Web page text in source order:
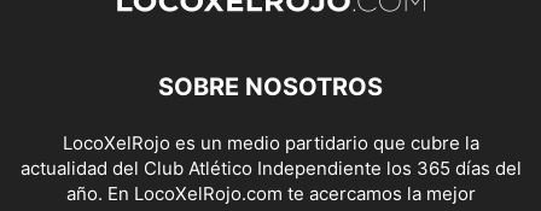
SOBRE NOSOTROS
LocoXelRojo es un medio partidario que cubre la
actualidad del Club Atlético Independiente los 365 días del
año. En LocoXelRojo.com te acercamos la mejor